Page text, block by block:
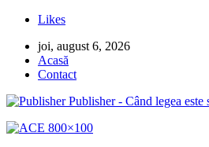
Likes
joi, august 6, 2026
Acasă
Contact
Publisher - Când legea este